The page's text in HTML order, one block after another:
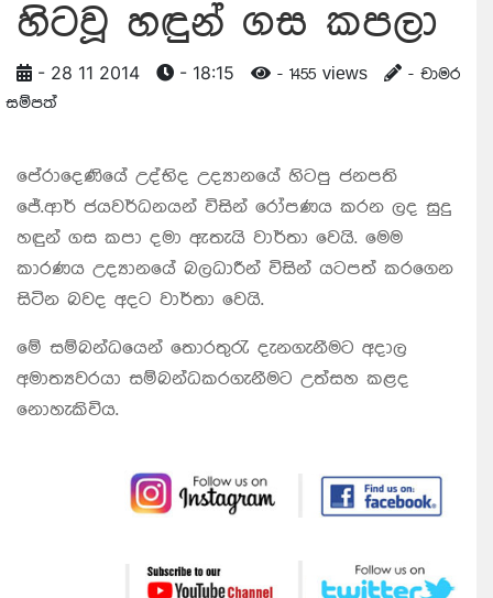
හිටවූ හඳුන් ගස කපලා
- 28 11 2014 - 18:15 - 1455 views
- චාමර
සම්පත්
පේරාදෙණියේ උද්භිද උද‍්‍යානයේ හිටපු ජනපති
ජේ.ආර් ජයවර්ධනයන් විසින් රෝපණය කරන ලද සුදු
හඳුන් ගස කපා දමා ඇතැයි වාර්තා වෙයි. මෙම
කාරණය උද්‍යානයේ බලධාරීන් විසින් යටපත් කරගෙන
සිටින බවද අදට වාර්තා වෙයි.
මේ සම්බන්ධයෙන් තොරතුරැ දැනගැනීමට අදාල
අමාත්‍යවරයා සම්බන්ධකරගැනීමට උත්සහ කළද
නොහැකිවිය.